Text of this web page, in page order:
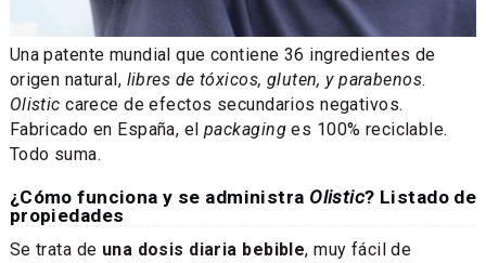
Una patente mundial que contiene 36 ingredientes de
origen natural, libres de tóxicos, gluten, y parabenos.
Olistic carece de efectos secundarios negativos.
Fabricado en España, elpackaginges 100% reciclable.
Todo suma.
¿Cómo funciona y se administra Olistic? Listado de
propiedades
Se trata de una dosis diaria bebible, muy fácil de